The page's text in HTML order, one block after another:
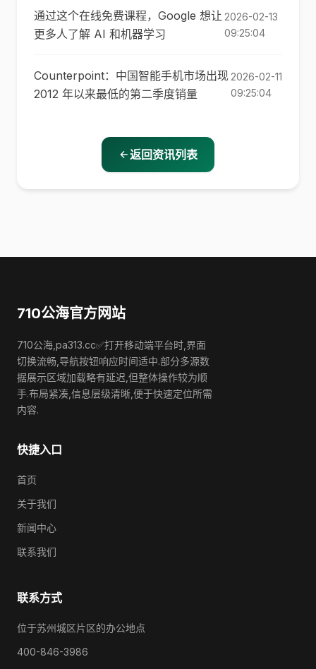
通过这个在线免费课程，Google 想让
更多人了解 AI 和机器学习
2026-02-13
09:25:04
Counterpoint：中国智能手机市场出现
2012 年以来最低的第二季度销量
2026-02-11
09:25:04
返回资讯列表
710公海官方网站
710公海,pa313.cc✅打开移动端平台时,界面
切换流畅,导航按钮响应时间适中.部分多源数
据展示区域加载略有延迟,但整体操作较为顺
手.布局紧凑,信息层级清晰,便于快速定位所需
内容.
快捷入口
首页
关于我们
新闻中心
联系我们
联系方式
位于苏州城区片区的办公地点
400-846-3986